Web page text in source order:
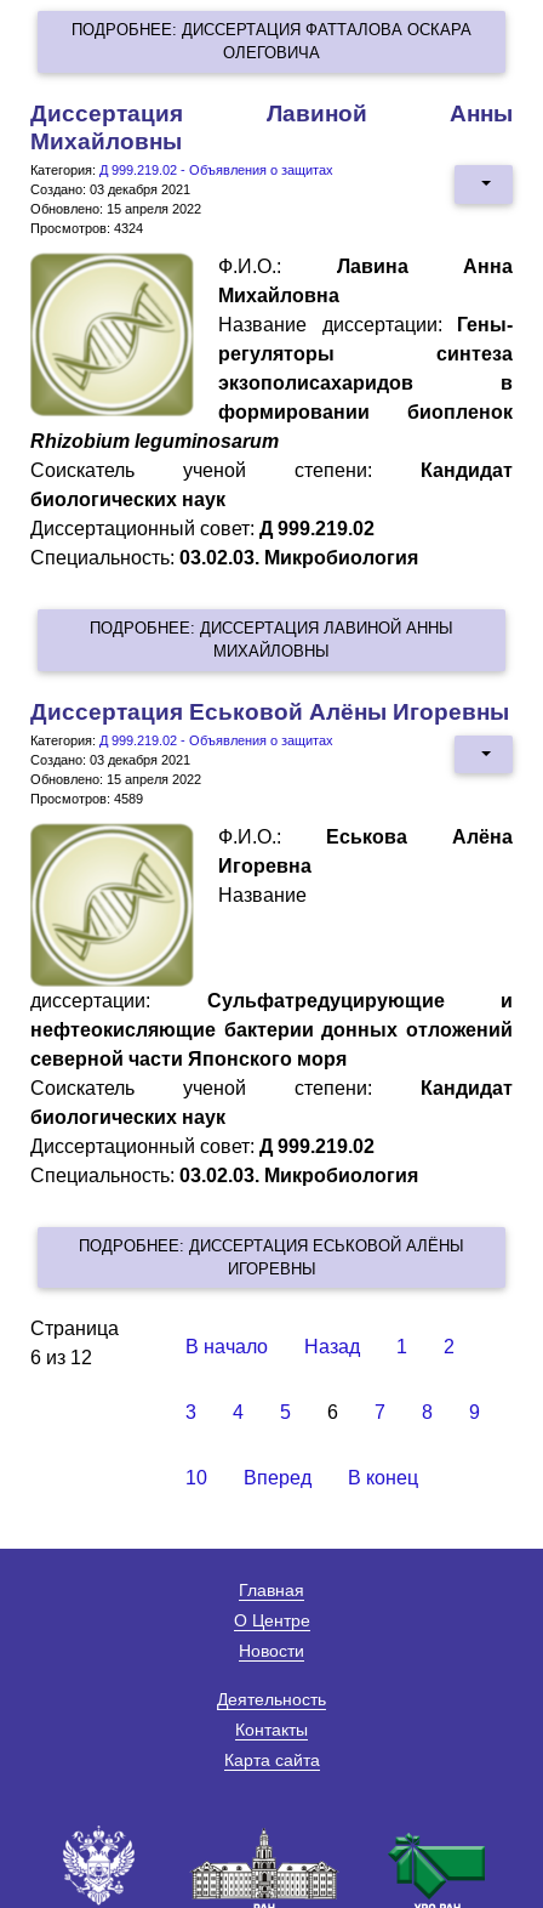
ПОДРОБНЕЕ: ДИССЕРТАЦИЯ ФАТТАЛОВА ОСКАРА
ОЛЕГОВИЧА
Диссертация Лавиной Анны
Михайловны
Категория: Д 999.219.02 - Объявления о защитах
Создано: 03 декабря 2021
Обновлено: 15 апреля 2022
Просмотров: 4324
Ф.И.О.: Лавина Анна
Михайловна
Название диссертации:
Гены-
регуляторы синтеза
экзополисахаридов в
формировании биопленок
Rhizobium leguminosarum
Cоискатель ученой степени:
Кандидат
биологических наук
Диссертационный совет: Д 999.219.02
Специальность: 03.02.03. Микробиология
ПОДРОБНЕЕ: ДИССЕРТАЦИЯ ЛАВИНОЙ АННЫ
МИХАЙЛОВНЫ
Диссертация Еськовой Алёны Игоревны
Категория: Д 999.219.02 - Объявления о защитах
Создано: 03 декабря 2021
Обновлено: 15 апреля 2022
Просмотров: 4589
Ф.И.О.:
Еськова Алёна
Игоревна
Название
диссертации: Сульфатредуцирующие и
нефтеокисляющие бактерии донных отложений
северной части Японского моря
Cоискатель ученой степени:
Кандидат
биологических наук
Диссертационный совет: Д 999.219.02
Специальность: 03.02.03. Микробиология
ПОДРОБНЕЕ: ДИССЕРТАЦИЯ ЕСЬКОВОЙ АЛЁНЫ
ИГОРЕВНЫ
Страница
6 из 12
В начало Назад 1 2
3 4 5 6 7 8 9
10 Вперед В конец
Главная
О Центре
Новости
Деятельность
Контакты
Карта сайта